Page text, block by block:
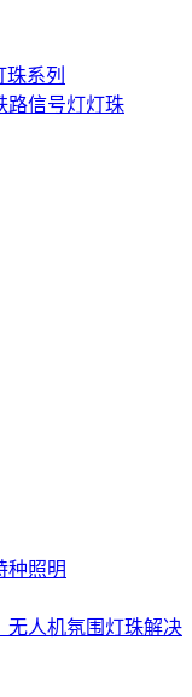
系列
路信号灯灯珠
种照明
无人机氛围灯珠解决